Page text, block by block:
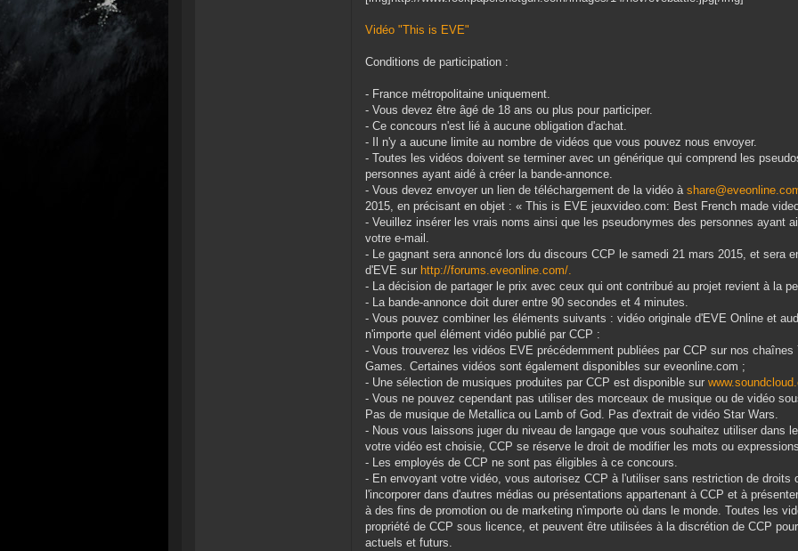
Vidéo "This is EVE"
Conditions de participation :
- France métropolitaine uniquement.
- Vous devez être âgé de 18 ans ou plus pour participer.
- Ce concours n'est lié à aucune obligation d'achat.
- Il n'y a aucune limite au nombre de vidéos que vous pouvez nous envoyer.
- Toutes les vidéos doivent se terminer avec un générique qui comprend les
personnes ayant aidé à créer la bande-annonce.
- Vous devez envoyer un lien de téléchargement de la vidéo à
2015, en précisant en objet : « This is EVE jeuxvideo.com: Best French made
- Veuillez insérer les vrais noms ainsi que les pseudonymes des personnes ayant
votre e-mail.
- Le gagnant sera annoncé lors du discours CCP le samedi 21 mars 2015, et sera
d'EVE sur http://forums.eveonline.com/.
- La décision de partager le prix avec ceux qui ont contribué au projet revient à la
- La bande-annonce doit durer entre 90 secondes et 4 minutes.
- Vous pouvez combiner les éléments suivants : vidéo originale d'EVE Online et
n'importe quel élément vidéo publié par CCP :
- Vous trouverez les vidéos EVE précédemment publiées par CCP sur nos
Games. Certaines vidéos sont également disponibles sur eveonline.com ;
- Une sélection de musiques produites par CCP est disponible sur
- Vous ne pouvez cependant pas utiliser des morceaux de musique ou de vidéo
Pas de musique de Metallica ou Lamb of God. Pas d'extrait de vidéo Star Wars.
- Nous vous laissons juger du niveau de langage que vous souhaitez utiliser dans
votre vidéo est choisie, CCP se réserve le droit de modifier les mots ou
- Les employés de CCP ne sont pas éligibles à ce concours.
- En envoyant votre vidéo, vous autorisez CCP à l'utiliser sans restriction de droits
l'incorporer dans d'autres médias ou présentations appartenant à CCP et à
à des fins de promotion ou de marketing n'importe où dans le monde. Toutes les
propriété de CCP sous licence, et peuvent être utilisées à la discrétion de CCP
actuels et futurs.